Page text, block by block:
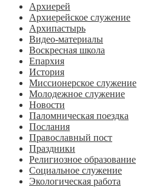
Архиерей
Архиерейское служение
Архипастырь
Видео-материалы
Воскресная школа
Епархия
История
Миссионерское служение
Молодежное служение
Новости
Паломническая поездка
Послания
Православный пост
Праздники
Религиозное образование
Социальное служение
Экологическая работа